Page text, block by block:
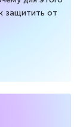
защитить от